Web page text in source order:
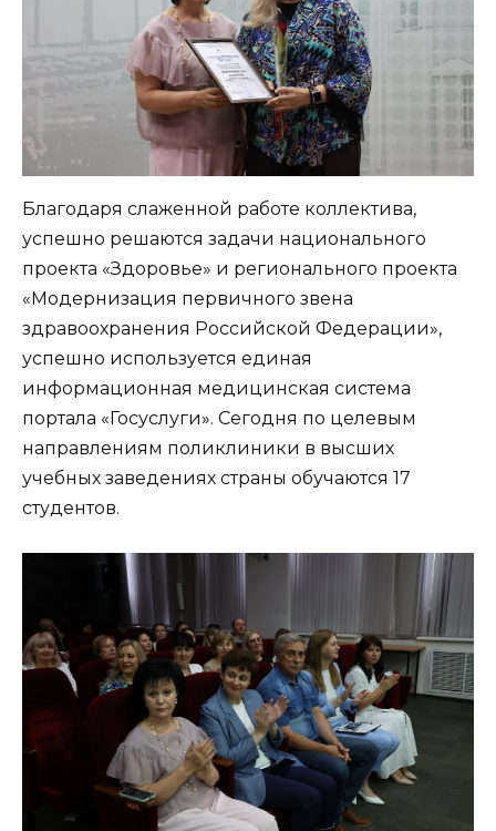
Благодаря слаженной работе коллектива,
успешно решаются задачи национального
проекта «Здоровье» и регионального проекта
«Модернизация первичного звена
здравоохранения Российской Федерации»,
успешно используется единая
информационная медицинская система
портала «Госуслуги». Сегодня по целевым
направлениям поликлиники в высших
учебных заведениях страны обучаются 17
студентов.